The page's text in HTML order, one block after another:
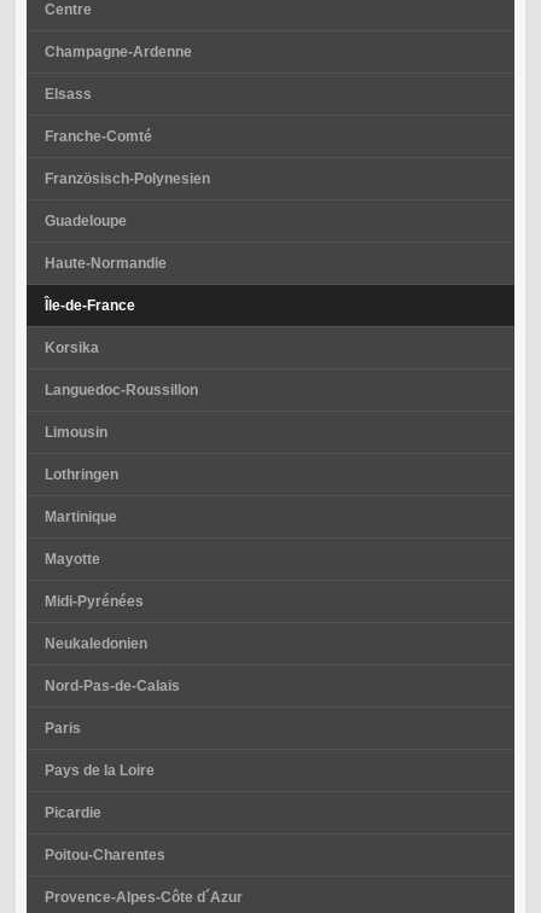
Centre
Champagne-Ardenne
Elsass
Franche-Comté
Französisch-Polynesien
Guadeloupe
Haute-Normandie
Île-de-France
Korsika
Languedoc-Roussillon
Limousin
Lothringen
Martinique
Mayotte
Midi-Pyrénées
Neukaledonien
Nord-Pas-de-Calais
Paris
Pays de la Loire
Picardie
Poitou-Charentes
Provence-Alpes-Côte d´Azur